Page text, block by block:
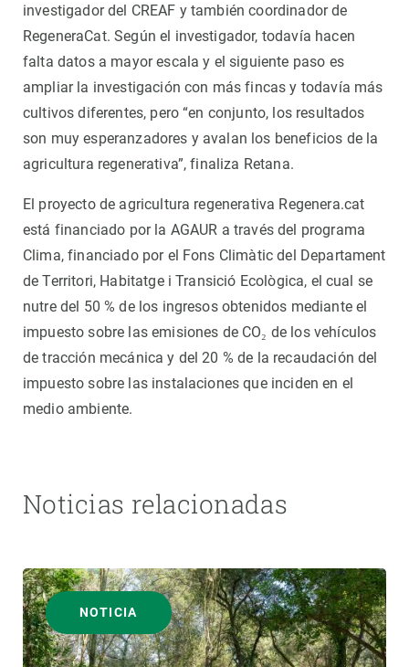
investigador del CREAF y también coordinador de
RegeneraCat. Según el investigador, todavía hacen
falta datos a mayor escala y el siguiente paso es
ampliar la investigación con más fincas y todavía más
cultivos diferentes, pero “en conjunto, los resultados
son muy esperanzadores y avalan los beneficios de la
agricultura regenerativa”, finaliza Retana.
El proyecto de agricultura regenerativa Regenera.cat
está financiado por la AGAUR a través del programa
Clima, financiado por el Fons Climàtic del Departament
de Territori, Habitatge i Transició Ecològica, el cual se
nutre del 50 % de los ingresos obtenidos mediante el
impuesto sobre las emisiones de CO₂ de los vehículos
de tracción mecánica y del 20 % de la recaudación del
impuesto sobre las instalaciones que inciden en el
medio ambiente.
Noticias relacionadas
NOTICIA